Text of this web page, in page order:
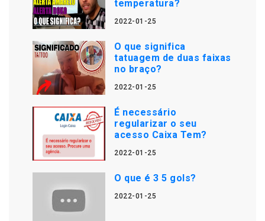
temperatura?
2022-01-25
O que significa
tatuagem de duas faixas
no braço?
2022-01-25
É necessário
regularizar o seu
acesso Caixa Tem?
2022-01-25
O que é 3 5 gols?
2022-01-25